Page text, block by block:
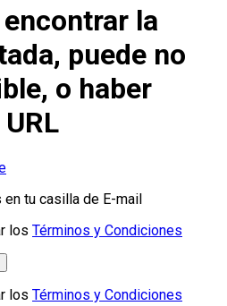
la
puede no
o haber
tu casilla de E-mail
los Términos y Condiciones
los Términos y Condiciones